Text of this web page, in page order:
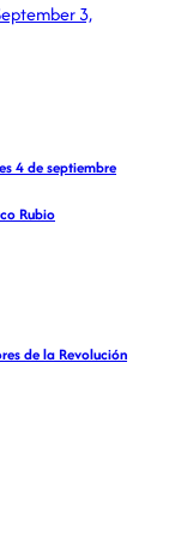
3,
4 de septiembre
Rubio
de la Revolución